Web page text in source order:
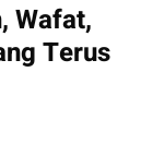
Wafat,
Terus